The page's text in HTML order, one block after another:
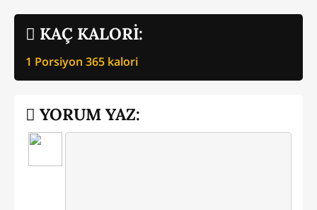
KAÇ KALORİ:
1 Porsiyon 365 kalori
YORUM YAZ: